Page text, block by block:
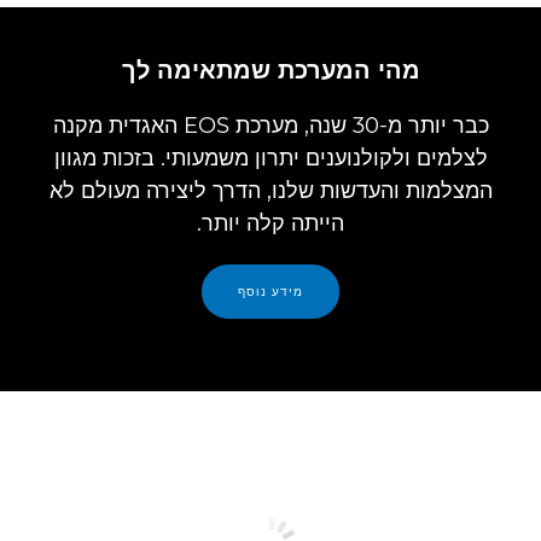
מהי המערכת שמתאימה לך
כבר יותר מ-30 שנה, מערכת EOS האגדית מקנה
לצלמים ולקולנוענים יתרון משמעותי. בזכות מגוון
המצלמות והעדשות שלנו, הדרך ליצירה מעולם לא
הייתה קלה יותר.
מידע נוסף